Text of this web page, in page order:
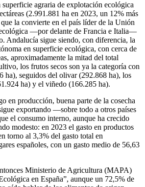
superficie agraria de explotación ecológica
(2.991.881 ha en 2023, un 12% más
la convierte en el país líder de la Unión
—por delante de Francia e Italia—
Andalucía sigue siendo, con diferencia, la
en superficie ecológica, con cerca de
aproximadamente la mitad del total
los frutos secos son ya la categoría con
ha), seguidos del olivar (292.868 ha), los
ha) y el viñedo (166.285 ha).
en producción, buena parte de la cosecha
exportando —sobre todo a otros países
el consumo interno, aunque ha crecido
modesto: en 2023 el gasto en productos
torno al 3,3% del gasto total en
españoles, con un gasto medio de 56,63
Ministerio de Agricultura (MAPA)
en España”, aunque un 72,5% de